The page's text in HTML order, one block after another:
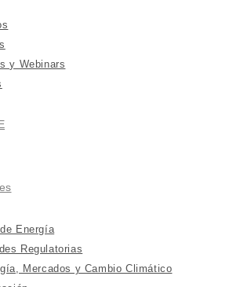
y Webinars
Energía
Regulatorias
Mercados y Cambio Climático